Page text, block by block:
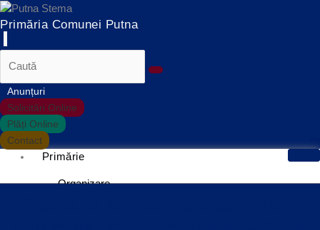
Treci
la
Primăria Comunei Putna
Anunțuri
Solicitări Online
Plăți Online
Contact
Primărie
Organizare